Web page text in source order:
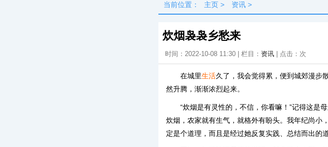
当前位置： 主页 > 资讯 >
炊烟袅袅乡愁来
时间：2022-10-08 11:30 | 栏目： 资讯 | 点击： 次
在城里生活久了，我会觉得累，便到城郊漫步
然升腾，渐渐浓烈起来。
“炊烟是有灵性的，不信，你看嘛！”记得这是
炊烟，农家就有生气，就格外有盼头。我年纪尚小
定是个道理，而且是经过她反复实践、总结而出的道